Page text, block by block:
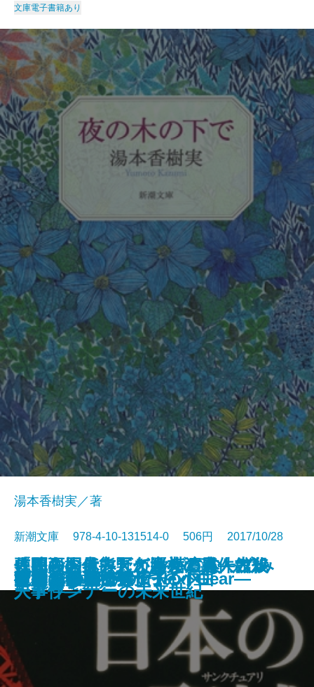
なりたい
人間をお休みしてヤギになってみ
た結果
甦る殺人者―天久鷹央の事件カル
テ―
彼女を愛した遺伝子
随想 春夏秋冬
「死の国」熊野と巡礼の道―古代
史謎解き紀行―
トットひとり
ブラック オア ホワイト
くちびる遊び
文庫電子書籍あり
夜の木の下で
湯本香樹実／著
新潮文庫 978-4-10-131514-0 506円 2017/10/28
文庫
日本の聖域 クライシス
〈映画の見方〉がわかる本 ブレ
ードランナーの未来世紀
リカバリー
サナキの森
彼女たちの売春
電車道
アレス―天命探偵 Next Gear―
ジュンのための6つの小曲
使用人探偵シズカ―横濱異人館殺
人事件―
文明の子